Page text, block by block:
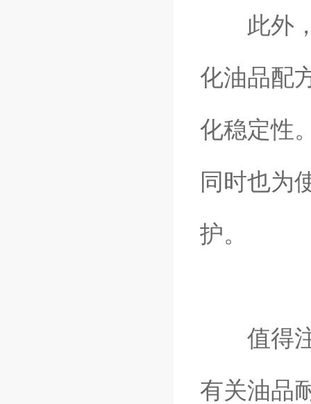
此外，
化油品配
化稳定性
同时也为
护。
值得注
有关油品